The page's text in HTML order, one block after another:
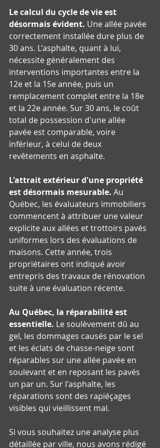
Le calcul du cycle de vie est
désormais évident. Une allée pavée
correctement installée dure plus de
30 ans. L'asphalte, quant à lui,
nécessite généralement des
interventions importantes entre la
12e et la 15e année, puis un
remplacement complet entre la 18e
et la 22e année. Sur 30 ans, le coût
total de possession d'une allée
pavée est comparable, voire
inférieur, à celui de deux
revêtements en asphalte.
L'attrait extérieur d'une propriété
est désormais mesurable. Au
Québec, les évaluateurs immobiliers
commencent à attribuer une valeur
explicite aux allées et trottoirs pavés
uniformes lors des évaluations de
maisons. Cette année, trois
propriétaires ont indiqué avoir
entrepris des travaux de rénovation
suite à une évaluation récente.
Au Québec, la réparabilité est
essentielle. Le soulèvement dû au
gel, les dommages causés par le sel
et les éclats de chasse-neige sont
réparables sur une allée pavée en
soulevant et en reposant les pavés
un par un. Sur l'asphalte, les
réparations sont des rapiéçages
visibles qui vieillissent mal.
Si vous souhaitez une analyse plus
détaillée par ville, nous avons rédigé